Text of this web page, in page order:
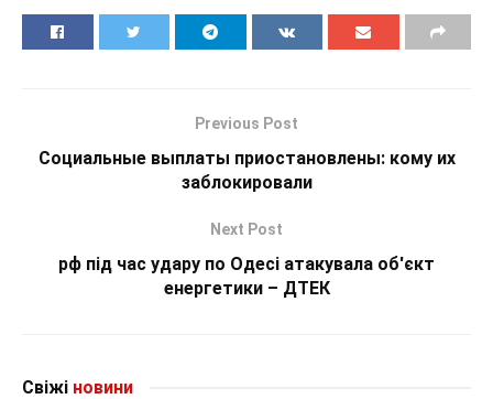
Previous Post
Социальные выплаты приостановлены: кому их
заблокировали
Next Post
рф під час удару по Одесі атакувала об'єкт
енергетики – ДТЕК
Свіжі новини